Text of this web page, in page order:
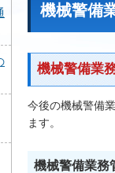
機械警備
機械警備業
今後の機械警備
ます。
機械警備業務